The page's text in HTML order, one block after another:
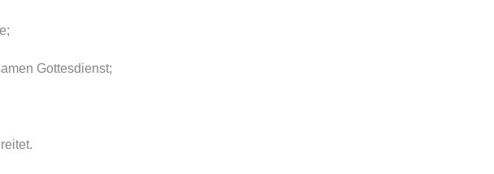
Gottesdienst;